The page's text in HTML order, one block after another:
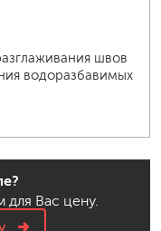
швов
водоразбавимых
Вас цену.